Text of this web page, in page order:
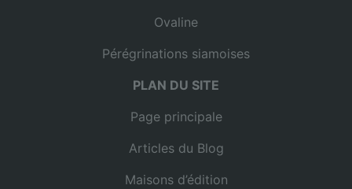
Ovaline
Pérégrinations siamoises
PLAN DU SITE
Page principale
Articles du Blog
Maisons d’édition